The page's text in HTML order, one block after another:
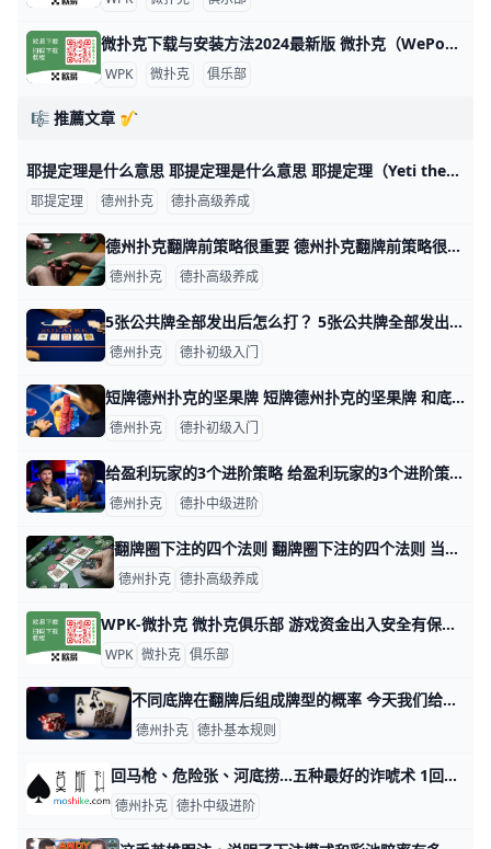
微扑克下载与安装方法2024最新版 微扑克（WePoker）是一款流行的德州扑克应用程序，可以在多个平台上下载和安装。以下是下载和安装微扑克的主要方法： 安卓设备安装 安卓用户可以
WPK 微扑克 俱乐部
🎼 推薦文章 🎷
耶提定理是什么意思 耶提定理是什么意思 耶提定理（Yeti theorem）最初由2+2论坛的一个帖子提出，是一条非常古老的扑克定理。耶提定理的基本陈述如下： “干燥
耶提定理 德州扑克 德扑高级养成
德州扑克翻牌前策略很重要 德州扑克翻牌前策略很重要 如需系统地学习德州扑克翻前策略，请点击查看视频课程：https://www.moshike.com/a/4691.h
德州扑克 德扑高级养成
5张公共牌全部发出后怎么打？ 5张公共牌全部发出后怎么打？ 如果你对前几天介绍的德州扑克翻牌圈和转牌圈能熟练掌握，那么到河牌只是再加一张牌，你应该能指出最好可能的牌。记住凡
德州扑克 德扑初级入门
短牌德州扑克的坚果牌 短牌德州扑克的坚果牌 和底池限注奥马哈(PLO）一样，短牌德州扑克再次让我们看到，翻牌的“坚果牌”未必有看起来那么美好。 教你认清翻牌“坚果牌”
德州扑克 德扑初级入门
给盈利玩家的3个进阶策略 给盈利玩家的3个进阶策略 我们可以轻易在网络上找到成百上千的新手教程，但对于那些已经知道怎么赢的牌手而言，他们想要找到更高级的策略却很难。这是
德州扑克 德扑中级进阶
翻牌圈下注的四个法则 翻牌圈下注的四个法则 当你作为翻前的加注者处在有利位置时，你应该考虑在翻牌圈作持续下注。 上述情况主要是由“当你翻前在按钮位置加注，而盲注位置的
德州扑克 德扑高级养成
WPK-微扑克 微扑克俱乐部 游戏资金出入安全有保证吗？ WPK-微扑克 微扑克俱乐部 游戏资金出入安全有保证吗？ 微扑克俱乐部 官方俱乐部，有资金保证，上下分没有限制，出入秒到帐，适合不同资金实力的玩家。
WPK 微扑克 俱乐部
不同底牌在翻牌后组成牌型的概率 今天我们给大家分享各种不同底牌在翻牌圈（flop）组成各种牌型的概率，现在我们来看看这些奇妙的数字吧！ 一．手牌任意两张（非对子）的情况 1.啥
德州扑克 德扑基本规则
回马枪、危险张、河底捞…五种最好的诈唬术 1回马枪（Check-Raise）这种手法在你不占位置优势的情况下尤其适用。举个德扑圈例子而言，如果算上你，共有2-3个玩家看到翻牌，所有人
德州扑克 德扑中级进阶